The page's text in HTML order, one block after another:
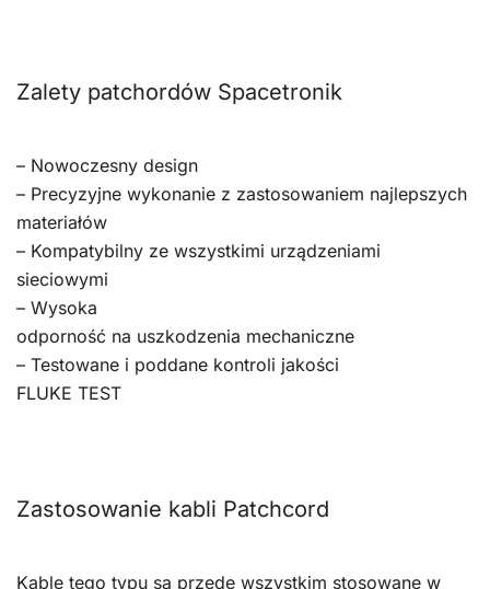
Zalety patchordów Spacetronik
– Nowoczesny design
– Precyzyjne wykonanie z zastosowaniem najlepszych
materiałów
– Kompatybilny ze wszystkimi urządzeniami
sieciowymi
– Wysoka
odporność na uszkodzenia mechaniczne
– Testowane i poddane kontroli jakości
FLUKE TEST
Zastosowanie kabli Patchcord
Kable tego typu są przede wszystkim stosowane w